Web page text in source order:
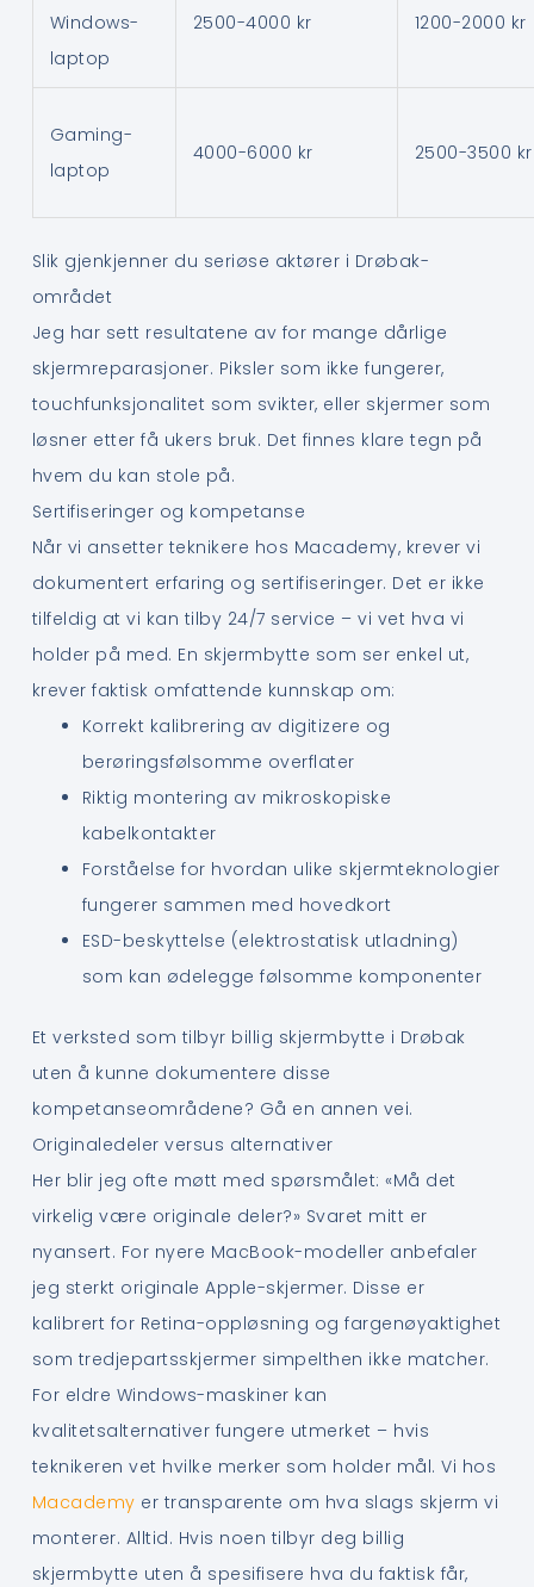
Windows-
laptop
2500-4000 kr 1200-2000 kr
Gaming-
laptop
4000-6000 kr 2500-3500 kr
Slik gjenkjenner du seriøse aktører i Drøbak-
området
Jeg har sett resultatene av for mange dårlige
skjermreparasjoner. Piksler som ikke fungerer,
touchfunksjonalitet som svikter, eller skjermer som
løsner etter få ukers bruk. Det finnes klare tegn på
hvem du kan stole på.
Sertifiseringer og kompetanse
Når vi ansetter teknikere hos Macademy, krever vi
dokumentert erfaring og sertifiseringer. Det er ikke
tilfeldig at vi kan tilby 24/7 service – vi vet hva vi
holder på med. En skjermbytte som ser enkel ut,
krever faktisk omfattende kunnskap om:
Korrekt kalibrering av digitizere og
berøringsfølsomme overflater
Riktig montering av mikroskopiske
kabelkontakter
Forståelse for hvordan ulike skjermteknologier
fungerer sammen med hovedkort
ESD-beskyttelse (elektrostatisk utladning)
som kan ødelegge følsomme komponenter
Et verksted som tilbyr billig skjermbytte i Drøbak
uten å kunne dokumentere disse
kompetanseområdene? Gå en annen vei.
Originaledeler versus alternativer
Her blir jeg ofte møtt med spørsmålet: «Må det
virkelig være originale deler?» Svaret mitt er
nyansert. For nyere MacBook-modeller anbefaler
jeg sterkt originale Apple-skjermer. Disse er
kalibrert for Retina-oppløsning og fargenøyaktighet
som tredjepartsskjermer simpelthen ikke matcher.
For eldre Windows-maskiner kan
kvalitetsalternativer fungere utmerket – hvis
teknikeren vet hvilke merker som holder mål. Vi hos
Macademy er transparente om hva slags skjerm vi
monterer. Alltid. Hvis noen tilbyr deg billig
skjermbytte uten å spesifisere hva du faktisk får,